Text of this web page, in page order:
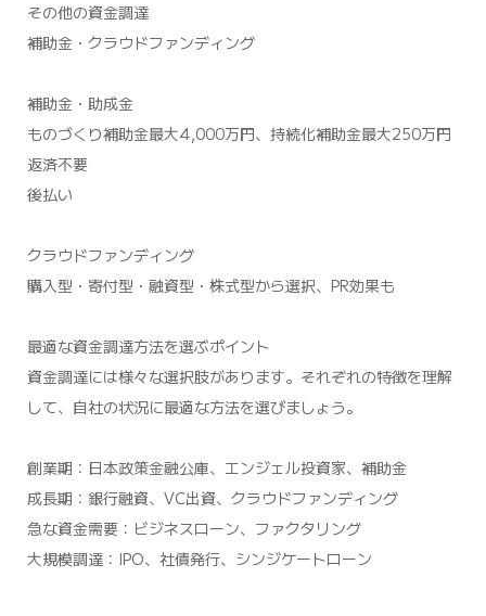
その他の資金調達
補助金・クラウドファンディング
補助金・助成金
ものづくり補助金最大4,000万円、持続化補助金最大250万円
返済不要
後払い
クラウドファンディング
購入型・寄付型・融資型・株式型から選択、PR効果も
最適な資金調達方法を選ぶポイント
資金調達には様々な選択肢があります。それぞれの特徴を理解
して、自社の状況に最適な方法を選びましょう。
創業期：日本政策金融公庫、エンジェル投資家、補助金
成長期：銀行融資、VC出資、クラウドファンディング
急な資金需要：ビジネスローン、ファクタリング
大規模調達：IPO、社債発行、シンジケートローン